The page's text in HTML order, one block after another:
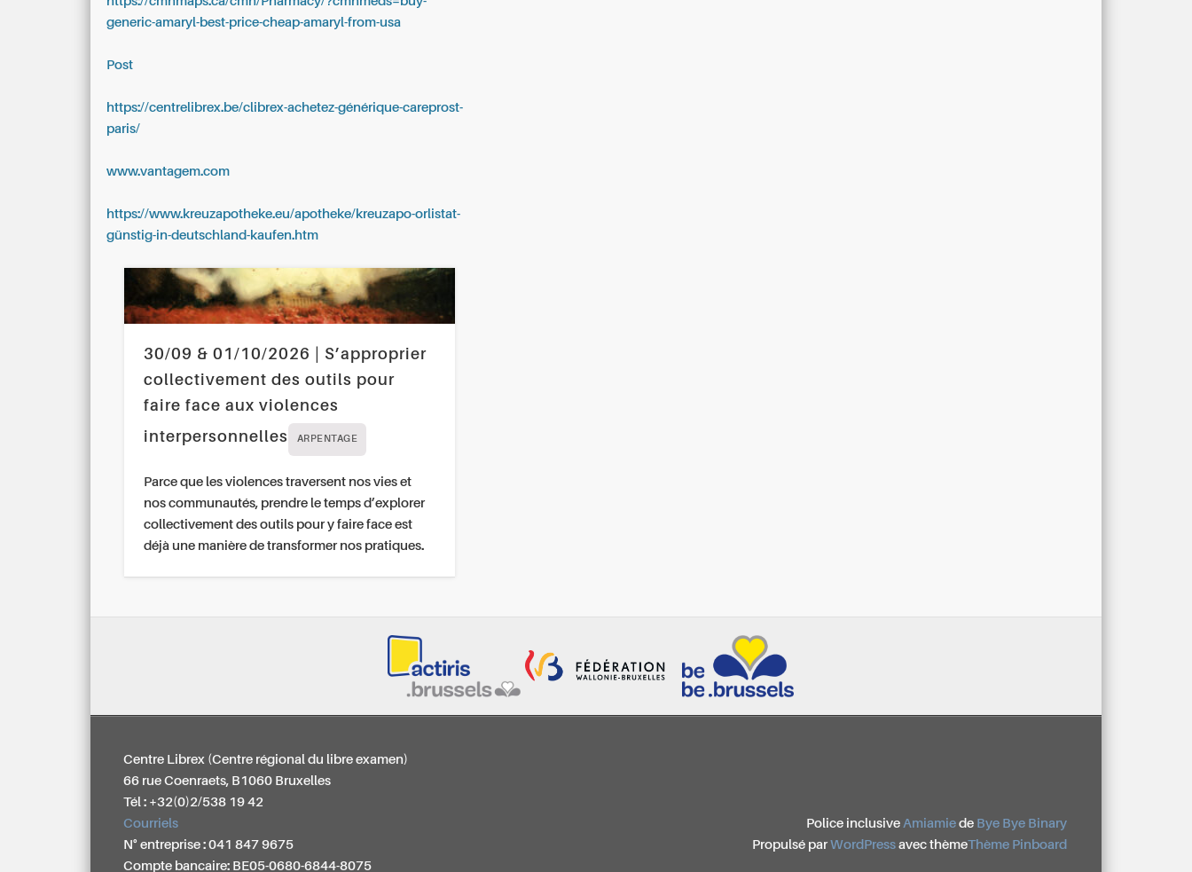
generic-amaryl-best-price-cheap-amaryl-from-usa
Post
https://centrelibrex.be/clibrex-achetez-générique-careprost-
paris/
www.vantagem.com
https://www.kreuzapotheke.eu/apotheke/kreuzapo-orlistat-
günstig-in-deutschland-kaufen.htm
30/09 & 01/10/2026 | S’approprier
collectivement des outils pour
faire face aux violences
interpersonnelles
ARPENTAGE
Parce que les violences traversent nos vies et
nos communautés, prendre le temps d’explorer
collectivement des outils pour y faire face est
déjà une manière de transformer nos pratiques.
Centre Librex (Centre régional du libre examen)
66 rue Coenraets, B1060 Bruxelles
Tél : +32(0)2/538 19 42
Courriels
N° entreprise : 041 847 9675
Compte bancaire: BE05-0680-6844-8075
Police inclusive Amiamiede Bye Bye Binary
Propulsé par WordPressavec thèmeThème Pinboard